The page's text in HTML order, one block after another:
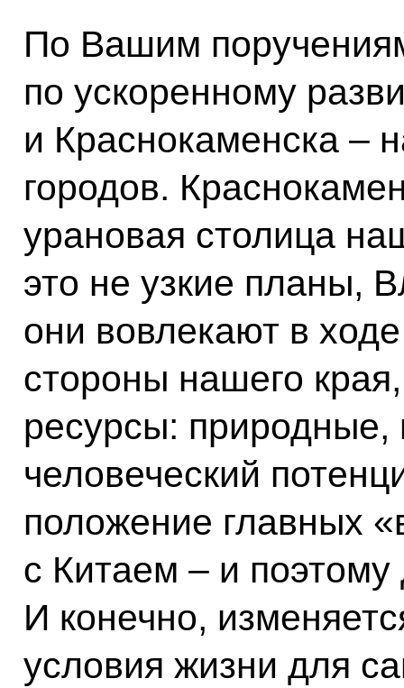
По Вашим
по ускоренному
и Краснокаменска –
городов.
урановая столица
это не узкие планы,
они вовлекают в
стороны нашего
ресурсы: природные,
человеческий
положение главных
с Китаем – и
И конечно,
условия жизни для